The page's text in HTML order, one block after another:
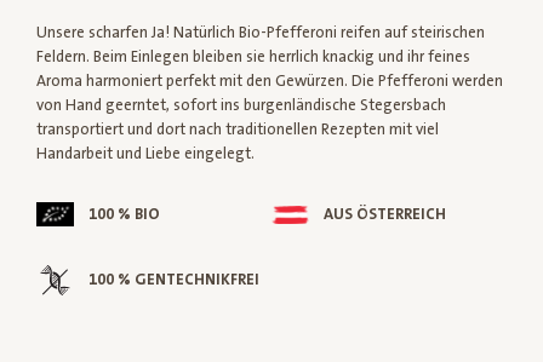
Unsere scharfen Ja! Natürlich Bio-Pfefferoni reifen auf steirischen
Feldern. Beim Einlegen bleiben sie herrlich knackig und ihr feines
Aroma harmoniert perfekt mit den Gewürzen. Die Pfefferoni werden
von Hand geerntet, sofort ins burgenländische Stegersbach
transportiert und dort nach traditionellen Rezepten mit viel
Handarbeit und Liebe eingelegt.
100 % BIO AUS ÖSTERREICH
100 % GENTECHNIKFREI